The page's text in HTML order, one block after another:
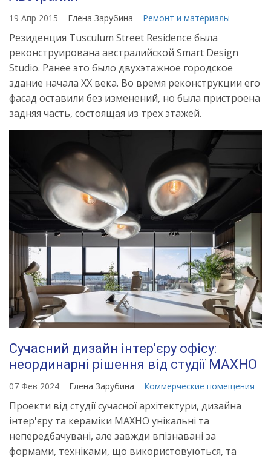
19 Апр 2015 Елена Зарубина Ремонт и материалы
Резиденция Tusculum Street Residence была
реконструирована австралийской Smart Design
Studio. Ранее это было двухэтажное городское
здание начала ХХ века. Во время реконструкции его
фасад оставили без изменений, но была пристроена
задняя часть, состоящая из трех этажей.
Сучасний дизайн інтер'єру офісу:
неординарні рішення від студії МАХНО
07 Фев 2024 Елена Зарубина Коммерческие помещения
Проекти від студії сучасної архітектури, дизайна
інтер'єру та кераміки МАХНО унікальні та
непередбачувані, але завжди впізнавані за
формами, техніками, що використовуються, та